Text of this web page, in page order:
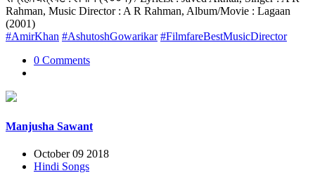
Rahman, Music Director : A R Rahman, Album/Movie : Lagaan
(2001)
#AmirKhan #AshutoshGowarikar #FilmfareBestMusicDirector
0 Comments
Manjusha Sawant
October 09 2018
Hindi Songs